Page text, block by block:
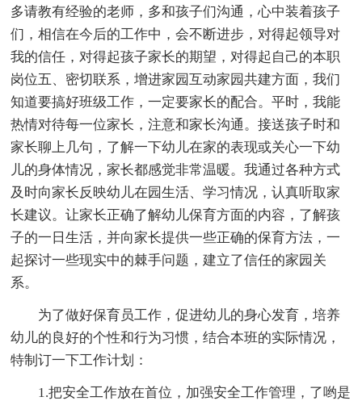
多请教有经验的老师，多和孩子们沟通，心中装着孩子
们，相信在今后的工作中，会不断进步，对得起领导对
我的信任，对得起孩子家长的期望，对得起自己的本职
岗位五、密切联系，增进家园互动家园共建方面，我们
知道要搞好班级工作，一定要家长的配合。平时，我能
热情对待每一位家长，注意和家长沟通。接送孩子时和
家长聊上几句，了解一下幼儿在家的表现或关心一下幼
儿的身体情况，家长都感觉非常温暖。我通过各种方式
及时向家长反映幼儿在园生活、学习情况，认真听取家
长建议。让家长正确了解幼儿保育方面的内容，了解孩
子的一日生活，并向家长提供一些正确的保育方法，一
起探讨一些现实中的棘手问题，建立了信任的家园关
系。
为了做好保育员工作，促进幼儿的身心发育，培养
幼儿的良好的个性和行为习惯，结合本班的实际情况，
特制订一下工作计划：
1.把安全工作放在首位，加强安全工作管理，了哟是